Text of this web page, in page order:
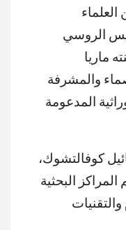
الروسي
ماريا
والمشرفة
المدعومة
كوفالتشوك،
البحثية